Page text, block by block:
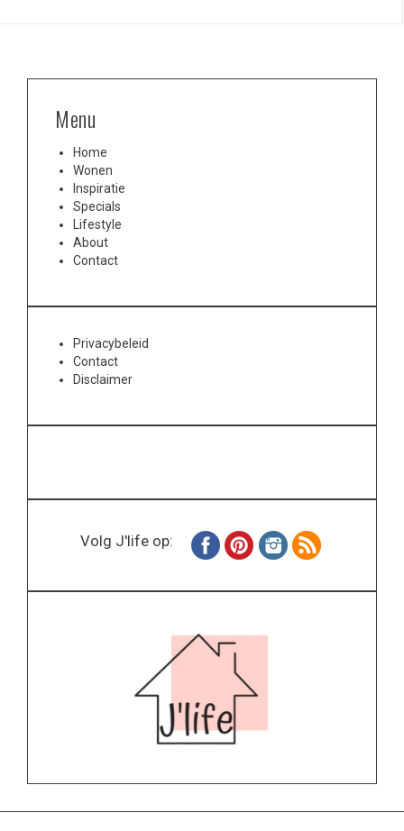
Menu
Home
Wonen
Inspiratie
Specials
Lifestyle
About
Contact
Privacybeleid
Contact
Disclaimer
Volg J'life op: